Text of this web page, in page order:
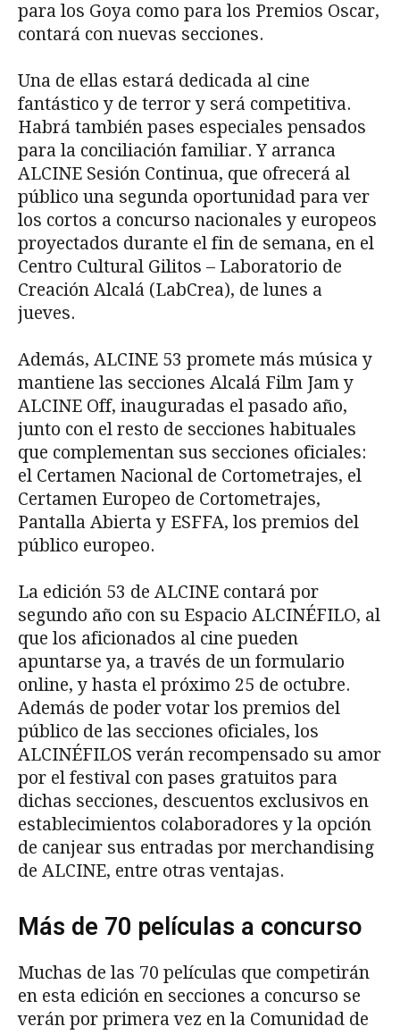
para los Goya como para los Premios Oscar,
contará con nuevas secciones.
Una de ellas estará dedicada al cine
fantástico y de terror y será competitiva.
Habrá también pases especiales pensados
para la conciliación familiar. Y arranca
ALCINE Sesión Continua, que ofrecerá al
público una segunda oportunidad para ver
los cortos a concurso nacionales y europeos
proyectados durante el fin de semana, en el
Centro Cultural Gilitos – Laboratorio de
Creación Alcalá (LabCrea), de lunes a
jueves.
Además, ALCINE 53 promete más música y
mantiene las secciones Alcalá Film Jam y
ALCINE Off, inauguradas el pasado año,
junto con el resto de secciones habituales
que complementan sus secciones oficiales:
el Certamen Nacional de Cortometrajes, el
Certamen Europeo de Cortometrajes,
Pantalla Abierta y ESFFA, los premios del
público europeo.
La edición 53 de ALCINE contará por
segundo año con su Espacio ALCINÉFILO, al
que los aficionados al cine pueden
apuntarse ya, a través de un formulario
online, y hasta el próximo 25 de octubre.
Además de poder votar los premios del
público de las secciones oficiales, los
ALCINÉFILOS verán recompensado su amor
por el festival con pases gratuitos para
dichas secciones, descuentos exclusivos en
establecimientos colaboradores y la opción
de canjear sus entradas por merchandising
de ALCINE, entre otras ventajas.
Más de 70 películas a concurso
Muchas de las 70 películas que competirán
en esta edición en secciones a concurso se
verán por primera vez en la Comunidad de